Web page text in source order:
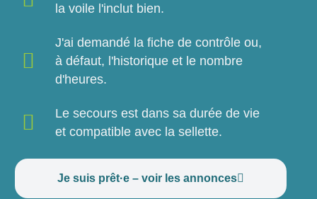
la voile l'inclut bien.
J'ai demandé la fiche de contrôle ou,
à défaut, l'historique et le nombre
d'heures.
Le secours est dans sa durée de vie
et compatible avec la sellette.
Je suis prêt·e – voir les annonces